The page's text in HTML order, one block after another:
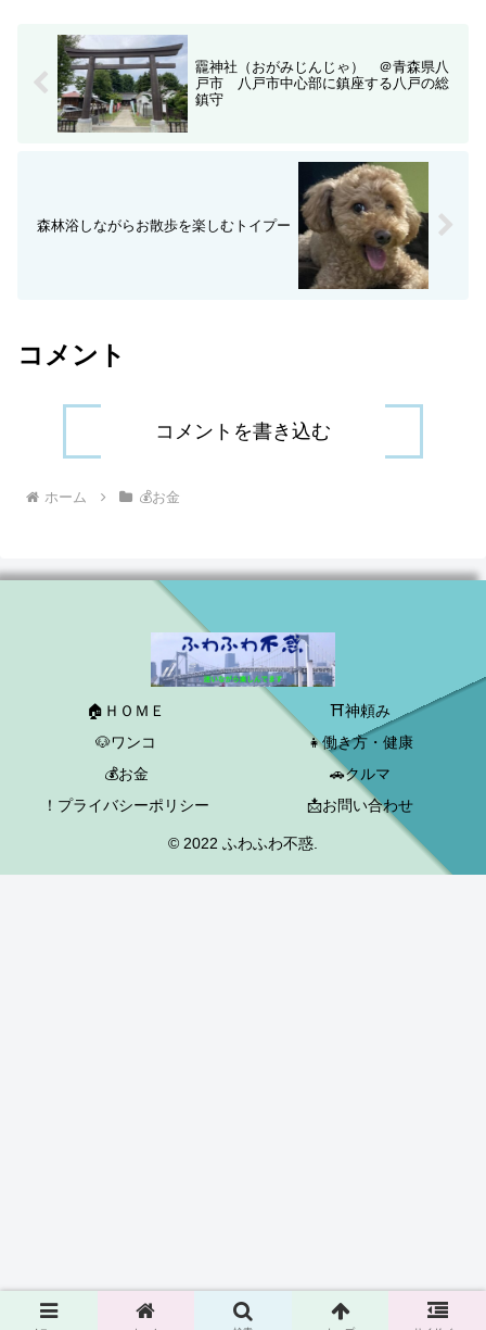
向きになれます
龗神社（おがみじんじゃ） ＠青森県八
戸市 八戸市中心部に鎮座する八戸の総
鎮守
森林浴しながらお散歩を楽しむトイプー
コメント
コメントを書き込む
ホーム 💰お金
🏠ＨＯＭＥ
⛩神頼み
🐶ワンコ
👧働き方・健康
💰お金
🚗クルマ
！プライバシーポリシー
📩お問い合わせ
© 2022 ふわふわ不惑.